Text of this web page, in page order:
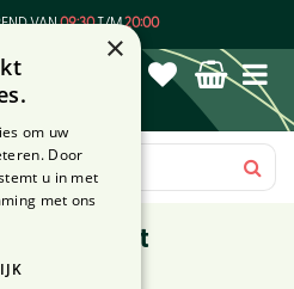
VAN09:30T/M20:00
zwart mat
×
om uw
Door
u in met
met ons